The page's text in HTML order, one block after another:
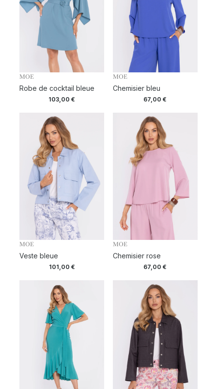
MOE
Robe de cocktail bleue
103,00€
MOE
Chemisier bleu
67,00€
MOE
Veste bleue
101,00 €
MOE
Chemisier rose
67,00€